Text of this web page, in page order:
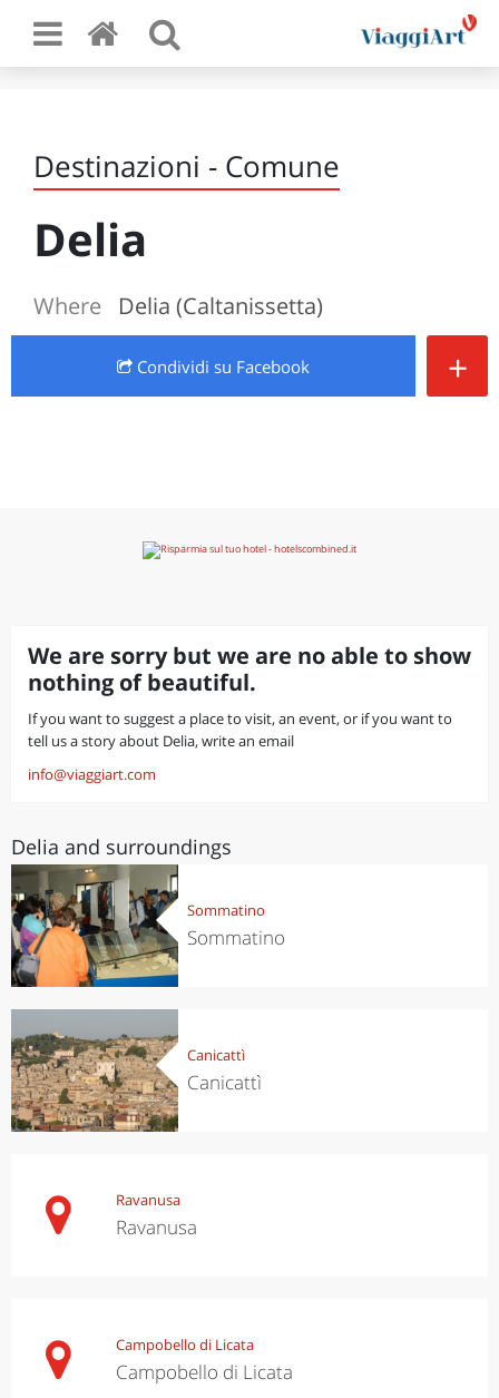
Destinazioni - Comune
Delia
Where Delia (Caltanissetta)
Condividi su Facebook +
We are sorry but we are no able to show
nothing of beautiful.
If you want to suggest a place to visit, an event, or if you want to
tell us a story about Delia, write an email
info@viaggiart.com
Delia and surroundings
Sommatino
Sommatino
Canicattì
Canicattì
Ravanusa
Ravanusa
Campobello di Licata
Campobello di Licata